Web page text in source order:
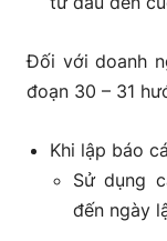
Đối với doanh
đoạn 30 – 31
Khi lập báo
Sử dụng
đến ngày